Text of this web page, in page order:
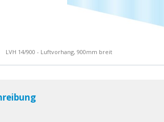
LVH 14/900 - Luftvorhang, 900mm breit